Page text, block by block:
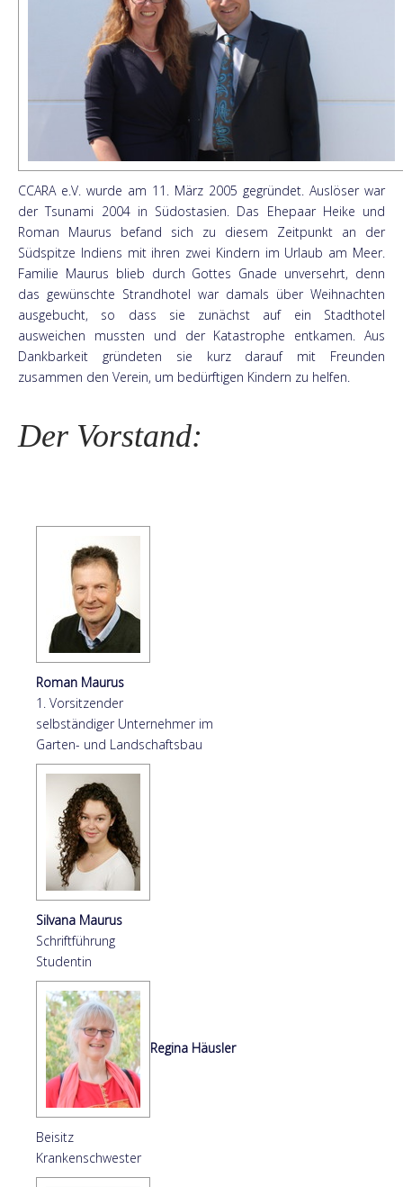
CCARA e.V. wurde am 11. März 2005 gegründet. Auslöser war
der Tsunami 2004 in Südostasien. Das Ehepaar Heike und
Roman Maurus befand sich zu diesem Zeitpunkt an der
Südspitze Indiens mit ihren zwei Kindern im Urlaub am Meer.
Familie Maurus blieb durch Gottes Gnade unversehrt, denn
das gewünschte Strandhotel war damals über Weihnachten
ausgebucht, so dass sie zunächst auf ein Stadthotel
ausweichen mussten und der Katastrophe entkamen. Aus
Dankbarkeit gründeten sie kurz darauf mit Freunden
zusammen den Verein, um bedürftigen Kindern zu helfen.
Der Vorstand:
Roman Maurus
1. Vorsitzender
selbständiger Unternehmer im
Garten- und Landschaftsbau
Silvana Maurus
Schriftführung
Studentin
Regina Häusler
Beisitz
Krankenschwester